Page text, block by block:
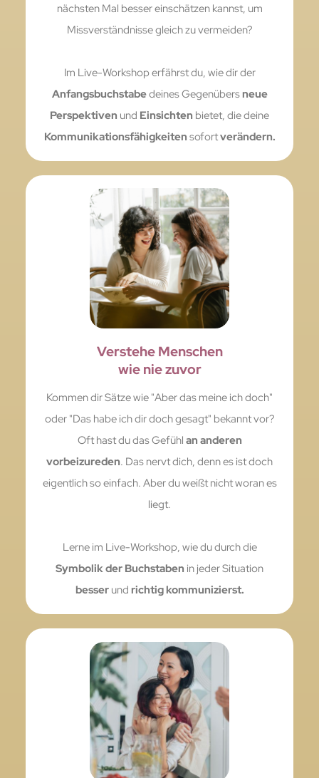
nächsten Mal besser einschätzen kannst, um
Missverständnisse gleich zu vermeiden?
Im Live-Workshop erfährst du, wie dir der
Anfangsbuchstabedeines Gegenübersneue
Perspektiven und Einsichten bietet, die deine
Kommunikationsfähigkeiten sofortverändern.
Verstehe Menschen
wie nie zuvor
Kommen dir Sätze wie "Aber das meine ich doch"
oder "Das habe ich dir doch gesagt" bekannt vor?
Oft hast du das Gefühl an anderen
vorbeizureden. Das nervt dich, denn es ist doch
eigentlich so einfach. Aber du weißt nicht woran es
liegt.
Lerne im Live-Workshop, wie du durch die
Symbolik der Buchstaben in jeder Situation
besserund richtig kommunizierst.